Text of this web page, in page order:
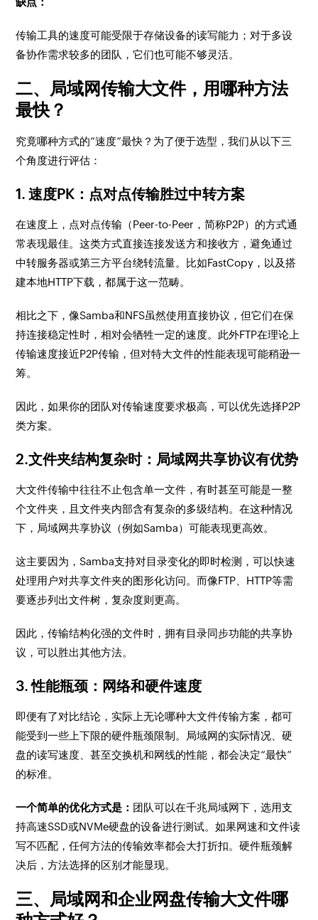
传输工具的速度可能受限于存储设备的读写能力；对于多设
备协作需求较多的团队，它们也可能不够灵活。
二、局域网传输大文件，用哪种方法
最快？
究竟哪种方式的“速度”最快？为了便于选型，我们从以下三
个角度进行评估：
1. 速度PK：点对点传输胜过中转方案
在速度上，点对点传输（Peer-to-Peer，简称P2P）的方式通
常表现最佳。这类方式直接连接发送方和接收方，避免通过
中转服务器或第三方平台绕转流量。比如FastCopy，以及搭
建本地HTTP下载，都属于这一范畴。
相比之下，像Samba和NFS虽然使用直接协议，但它们在保
持连接稳定性时，相对会牺牲一定的速度。此外FTP在理论上
传输速度接近P2P传输，但对特大文件的性能表现可能稍逊一
筹。
因此，如果你的团队对传输速度要求极高，可以优先选择P2P
类方案。
2.文件夹结构复杂时：局域网共享协议有优势
大文件传输中往往不止包含单一文件，有时甚至可能是一整
个文件夹，且文件夹内部含有复杂的多级结构。在这种情况
下，局域网共享协议（例如Samba）可能表现更高效。
这主要因为，Samba支持对目录变化的即时检测，可以快速
处理用户对共享文件夹的图形化访问。而像FTP、HTTP等需
要逐步列出文件树，复杂度则更高。
因此，传输结构化强的文件时，拥有目录同步功能的共享协
议，可以胜出其他方法。
3. 性能瓶颈：网络和硬件速度
即便有了对比结论，实际上无论哪种大文件传输方案，都可
能受到一些上下限的硬件瓶颈限制。局域网的实际情况、硬
盘的读写速度、甚至交换机和网线的性能，都会决定“最快”
的标准。
一个简单的优化方式是： 团队可以在千兆局域网下，选用支
持高速SSD或NVMe硬盘的设备进行测试。如果网速和文件读
写不匹配，任何方法的传输效率都会大打折扣。硬件瓶颈解
决后，方法选择的区别才能显现。
三、局域网和企业网盘传输大文件哪